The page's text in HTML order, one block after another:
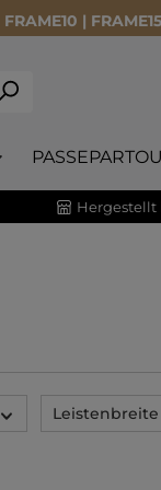
FRAME10 |
Hergestellt
Leistenbreite